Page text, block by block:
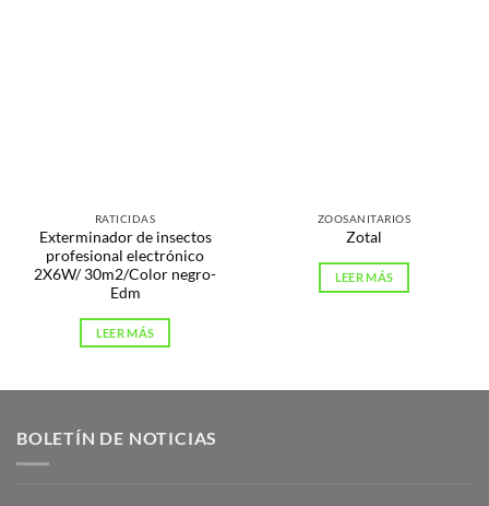
RATICIDAS
Exterminador de insectos
profesional electrónico
2X6W/ 30m2/Color negro-
Edm
LEER MÁS
ZOOSANITARIOS
Zotal
LEER MÁS
BOLETÍN DE NOTICIAS